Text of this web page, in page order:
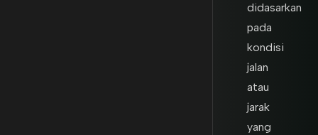
didasarkan
pada
kondisi
jalan
atau
jarak
yang